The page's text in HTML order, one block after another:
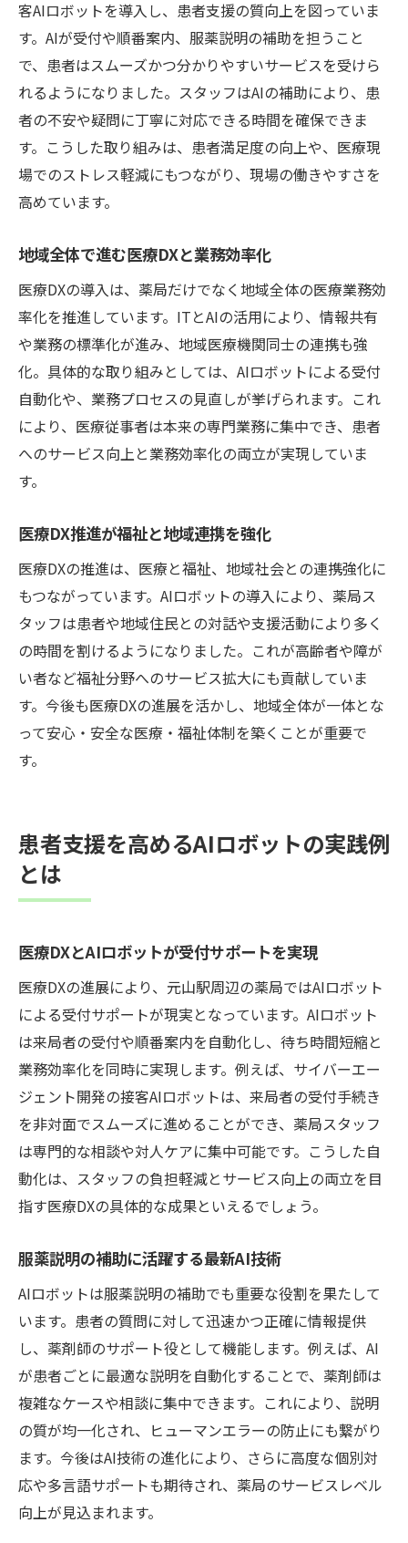
客AIロボットを導入し、患者支援の質向上を図っていま
す。AIが受付や順番案内、服薬説明の補助を担うこと
で、患者はスムーズかつ分かりやすいサービスを受けら
れるようになりました。スタッフはAIの補助により、患
者の不安や疑問に丁寧に対応できる時間を確保できま
す。こうした取り組みは、患者満足度の向上や、医療現
場でのストレス軽減にもつながり、現場の働きやすさを
高めています。
地域全体で進む医療DXと業務効率化
医療DXの導入は、薬局だけでなく地域全体の医療業務効
率化を推進しています。ITとAIの活用により、情報共有
や業務の標準化が進み、地域医療機関同士の連携も強
化。具体的な取り組みとしては、AIロボットによる受付
自動化や、業務プロセスの見直しが挙げられます。これ
により、医療従事者は本来の専門業務に集中でき、患者
へのサービス向上と業務効率化の両立が実現していま
す。
医療DX推進が福祉と地域連携を強化
医療DXの推進は、医療と福祉、地域社会との連携強化に
もつながっています。AIロボットの導入により、薬局ス
タッフは患者や地域住民との対話や支援活動により多く
の時間を割けるようになりました。これが高齢者や障が
い者など福祉分野へのサービス拡大にも貢献していま
す。今後も医療DXの進展を活かし、地域全体が一体とな
って安心・安全な医療・福祉体制を築くことが重要で
す。
患者支援を高めるAIロボットの実践例
とは
医療DXとAIロボットが受付サポートを実現
医療DXの進展により、元山駅周辺の薬局ではAIロボット
による受付サポートが現実となっています。AIロボット
は来局者の受付や順番案内を自動化し、待ち時間短縮と
業務効率化を同時に実現します。例えば、サイバーエー
ジェント開発の接客AIロボットは、来局者の受付手続き
を非対面でスムーズに進めることができ、薬局スタッフ
は専門的な相談や対人ケアに集中可能です。こうした自
動化は、スタッフの負担軽減とサービス向上の両立を目
指す医療DXの具体的な成果といえるでしょう。
服薬説明の補助に活躍する最新AI技術
AIロボットは服薬説明の補助でも重要な役割を果たして
います。患者の質問に対して迅速かつ正確に情報提供
し、薬剤師のサポート役として機能します。例えば、AI
が患者ごとに最適な説明を自動化することで、薬剤師は
複雑なケースや相談に集中できます。これにより、説明
の質が均一化され、ヒューマンエラーの防止にも繋がり
ます。今後はAI技術の進化により、さらに高度な個別対
応や多言語サポートも期待され、薬局のサービスレベル
向上が見込まれます。